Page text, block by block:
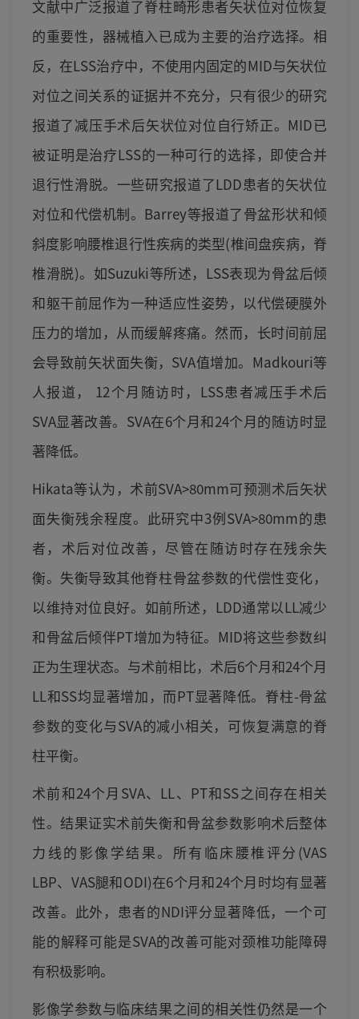
文献中广泛报道了脊柱畸形患者矢状位对位恢复
的重要性，器械植入已成为主要的治疗选择。相
反，在LSS治疗中，不使用内固定的MID与矢状位
对位之间关系的证据并不充分，只有很少的研究
报道了减压手术后矢状位对位自行矫正。MID已
被证明是治疗LSS的一种可行的选择，即使合并
退行性滑脱。一些研究报道了LDD患者的矢状位
对位和代偿机制。Barrey等报道了骨盆形状和倾
斜度影响腰椎退行性疾病的类型(椎间盘疾病，脊
椎滑脱)。如Suzuki等所述，LSS表现为骨盆后倾
和躯干前屈作为一种适应性姿势，以代偿硬膜外
压力的增加，从而缓解疼痛。然而，长时间前屈
会导致前矢状面失衡，SVA值增加。Madkouri等
人报道， 12个月随访时，LSS患者减压手术后
SVA显著改善。SVA在6个月和24个月的随访时显
著降低。
Hikata等认为，术前SVA>80mm可预测术后矢状
面失衡残余程度。此研究中3例SVA>80mm的患
者，术后对位改善，尽管在随访时存在残余失
衡。失衡导致其他脊柱骨盆参数的代偿性变化，
以维持对位良好。如前所述，LDD通常以LL减少
和骨盆后倾伴PT增加为特征。MID将这些参数纠
正为生理状态。与术前相比，术后6个月和24个月
LL和SS均显著增加，而PT显著降低。脊柱-骨盆
参数的变化与SVA的减小相关，可恢复满意的脊
柱平衡。
术前和24个月SVA、LL、PT和SS之间存在相关
性。结果证实术前失衡和骨盆参数影响术后整体
力线的影像学结果。所有临床腰椎评分(VAS
LBP、VAS腿和ODI)在6个月和24个月时均有显著
改善。此外，患者的NDI评分显著降低，一个可
能的解释可能是SVA的改善可能对颈椎功能障碍
有积极影响。
影像学参数与临床结果之间的相关性仍然是一个